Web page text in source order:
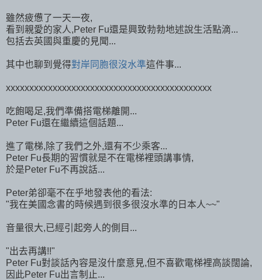
雖然疲憊了一天一夜,
看到親愛的家人,Peter Fu還是興致勃勃地述說生活點滴...
包括去英國與重慶的見聞...
其中也聊到覺得對岸同胞很沒水準這件事...
xxxxxxxxxxxxxxxxxxxxxxxxxxxxxxxxxxxxxxxxxxxx
吃飽喝足,我們準備搭電梯離開...
Peter Fu還在繼續這個話題...
進了電梯,除了我們之外,還有不少乘客...
Peter Fu長期的習慣就是不在電梯裡頭講事情,
於是Peter Fu不再說話...
Peter弟卻毫不在乎地發表他的看法:
"我在美國念書的時候遇到很多很沒水準的日本人~~"
音量很大,已經引起旁人的側目...
"出去再講!!"
Peter Fu對談話內容是沒什麼意見,但不喜歡電梯裡高談闊論,
因此Peter Fu出言制止...